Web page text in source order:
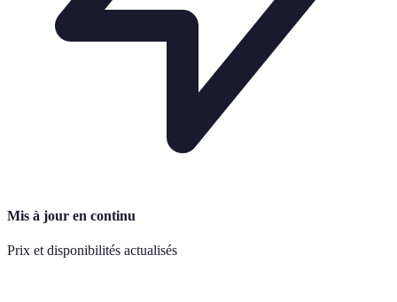
Mis à jour en continu
Prix et disponibilités actualisés